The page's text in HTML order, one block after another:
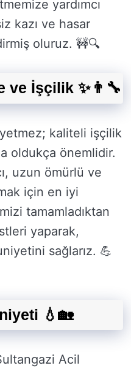
yardımcı
kazı ve hasar
oluruz. 🚧🔍
ve İşçilik ✨👨‍🔧
yetmez; kaliteli işçilik
oldukça önemlidir.
uzun ömürlü ve
için en iyi
tamamladıktan
yaparak,
sağlarız. 💪
💧🏡
Acil